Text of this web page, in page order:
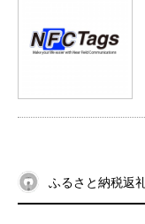
ふるさと納税返